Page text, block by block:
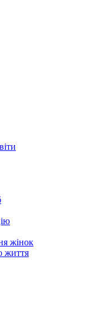
жінок
життя